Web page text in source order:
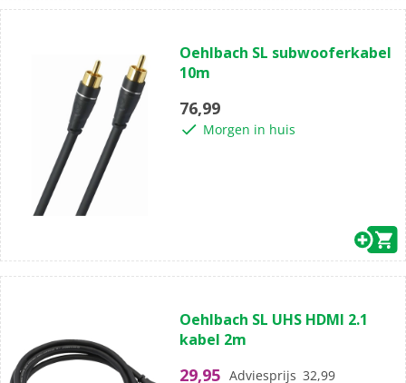
van
de
sterren.
Oehlbach SL subwooferkabel
10m
76,99
Morgen in huis
van
de
Oehlbach SL UHS HDMI 2.1
kabel 2m
29,95 Adviesprijs 32,99